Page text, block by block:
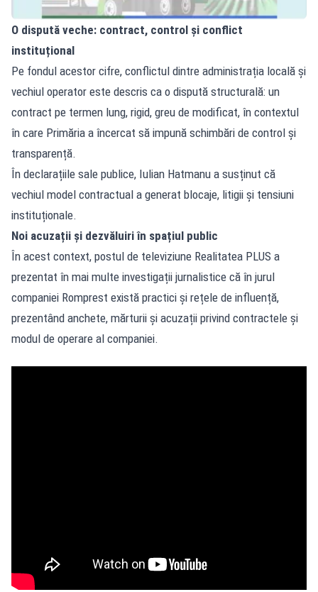
O dispută veche: contract, control și conflict
instituțional
Pe fondul acestor cifre, conflictul dintre administrația locală și
vechiul operator este descris ca o dispută structurală: un
contract pe termen lung, rigid, greu de modificat, în contextul
în care Primăria a încercat să impună schimbări de control și
transparență.
În declarațiile sale publice, Iulian Hatmanu a susținut că
vechiul model contractual a generat blocaje, litigii și tensiuni
instituționale.
Noi acuzații și dezvăluiri în spațiul public
În acest context, postul de televiziune Realitatea PLUS a
prezentat în mai multe investigații jurnalistice că în jurul
companiei Romprest există practici și rețele de influență,
prezentând anchete, mărturii și acuzații privind contractele și
modul de operare al companiei.